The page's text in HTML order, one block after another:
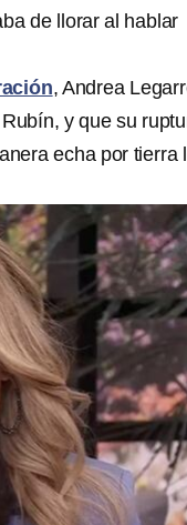
de llorar al hablar
, Andrea
y que su
echa por tierra